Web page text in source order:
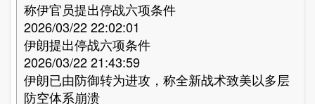
称伊官员提出停战六项条件
2026/03/22 22:02:01
伊朗提出停战六项条件
2026/03/22 21:43:59
伊朗已由防御转为进攻，称全新战术致美以多层
防空体系崩溃